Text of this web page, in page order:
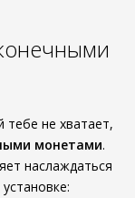
тебе не хватает,
монетами.
наслаждаться